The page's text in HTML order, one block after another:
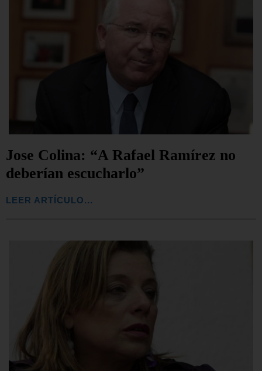
Jose Colina: “A Rafael Ramírez no
deberían escucharlo”
LEER ARTÍCULO...